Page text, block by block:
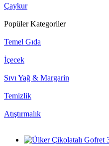
Çaykur
Popüler Kategoriler
Temel Gıda
İçecek
Sıvı Yağ & Margarin
Temizlik
Atıştırmalık